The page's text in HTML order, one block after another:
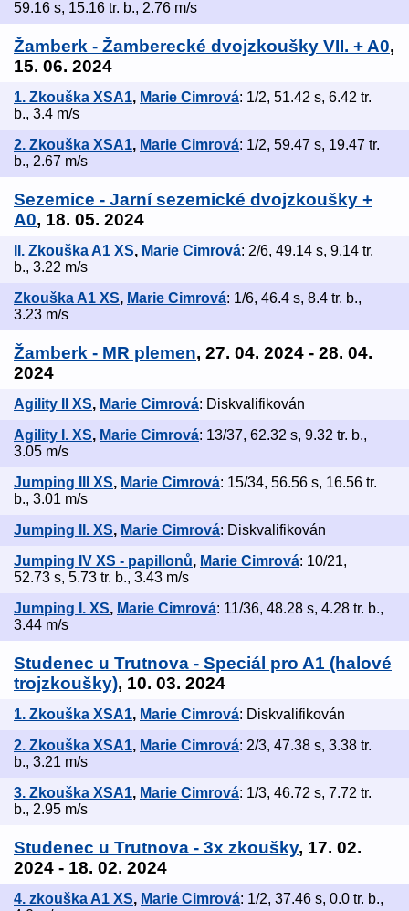
59.16 s, 15.16 tr. b., 2.76 m/s
Žamberk - Žamberecké dvojzkoušky VII. + A0,
15. 06. 2024
1. Zkouška XSA1, Marie Cimrová: 1/2, 51.42 s, 6.42 tr.
b., 3.4 m/s
2. Zkouška XSA1, Marie Cimrová: 1/2, 59.47 s, 19.47 tr.
b., 2.67 m/s
Sezemice - Jarní sezemické dvojzkoušky +
A0, 18. 05. 2024
II. Zkouška A1 XS, Marie Cimrová: 2/6, 49.14 s, 9.14 tr.
b., 3.22 m/s
Zkouška A1 XS, Marie Cimrová: 1/6, 46.4 s, 8.4 tr. b.,
3.23 m/s
Žamberk - MR plemen, 27. 04. 2024 - 28. 04.
2024
Agility II XS, Marie Cimrová: Diskvalifikován
Agility I. XS, Marie Cimrová: 13/37, 62.32 s, 9.32 tr. b.,
3.05 m/s
Jumping III XS, Marie Cimrová: 15/34, 56.56 s, 16.56 tr.
b., 3.01 m/s
Jumping II. XS, Marie Cimrová: Diskvalifikován
Jumping IV XS - papillonů, Marie Cimrová: 10/21,
52.73 s, 5.73 tr. b., 3.43 m/s
Jumping I. XS, Marie Cimrová: 11/36, 48.28 s, 4.28 tr. b.,
3.44 m/s
Studenec u Trutnova - Speciál pro A1 (halové
trojzkoušky), 10. 03. 2024
1. Zkouška XSA1, Marie Cimrová: Diskvalifikován
2. Zkouška XSA1, Marie Cimrová: 2/3, 47.38 s, 3.38 tr.
b., 3.21 m/s
3. Zkouška XSA1, Marie Cimrová: 1/3, 46.72 s, 7.72 tr.
b., 2.95 m/s
Studenec u Trutnova - 3x zkoušky, 17. 02.
2024 - 18. 02. 2024
4. zkouška A1 XS, Marie Cimrová: 1/2, 37.46 s, 0.0 tr. b.,